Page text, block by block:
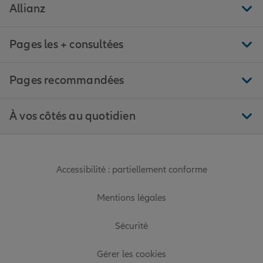
Allianz
Pages les + consultées
Pages recommandées
À vos côtés au quotidien
Accessibilité : partiellement conforme
Mentions légales
Sécurité
Gérer les cookies